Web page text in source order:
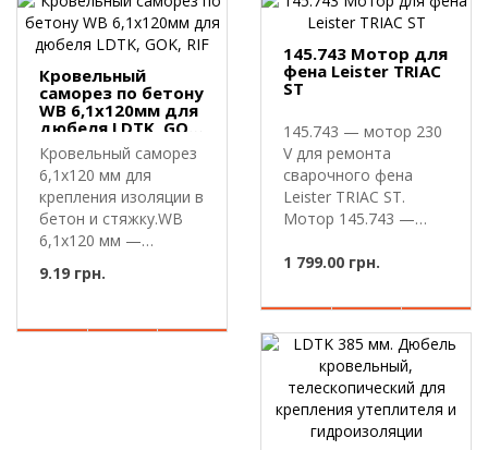
Кровельный
саморез по бетону
WB 6,1х120мм для
дюбеля LDTK, GOK,
RIF
Кровельный саморез
6,1х120 мм для
крепления изоляции в
бетон и стяжку.WB
6,1х120 мм —
9.19 грн.
145.743 Мотор для
фена Leister TRIAC
ST
145.743 — мотор 230
V для ремонта
сварочного фена
Leister TRIAC ST.
Мотор 145.743 —
1 799.00 грн.